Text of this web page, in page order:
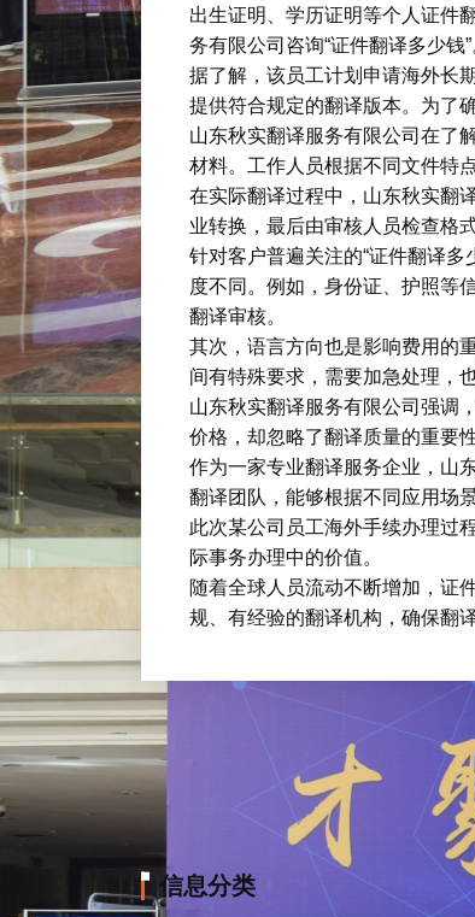
出生证明、学历证明等个人证件
务有限公司咨询“证件翻译多少钱”
据了解，该员工计划申请海外长
提供符合规定的翻译版本。为了
山东秋实翻译服务有限公司在了
材料。工作人员根据不同文件特
在实际翻译过程中，山东秋实翻
业转换，最后由审核人员检查格
针对客户普遍关注的“证件翻译
度不同。例如，身份证、护照等
翻译审核。
其次，语言方向也是影响费用的
间有特殊要求，需要加急处理，
山东秋实翻译服务有限公司强调
价格，却忽略了翻译质量的重要
作为一家专业翻译服务企业，山
翻译团队，能够根据不同应用场
此次某公司员工海外手续办理过
际事务办理中的价值。
随着全球人员流动不断增加，证
规、有经验的翻译机构，确保翻
信息分类